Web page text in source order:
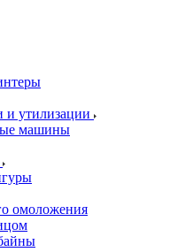
утилизации
машины
омоложения